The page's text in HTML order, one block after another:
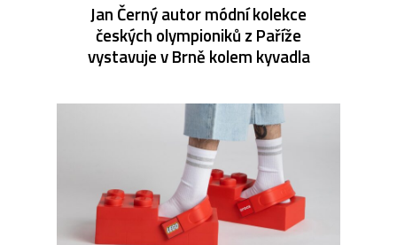
Jan Černý autor módní kolekce
českých olympioniků z Paříže
vystavuje v Brně kolem kyvadla